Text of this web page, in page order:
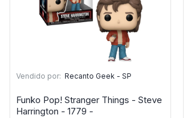
Vendido por: Recanto Geek - SP
Funko Pop! Stranger Things - Steve
Harrington - 1779 -